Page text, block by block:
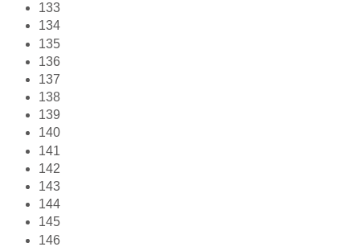
133
134
135
136
137
138
139
140
141
142
143
144
145
146